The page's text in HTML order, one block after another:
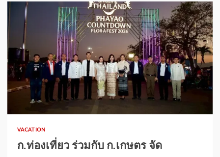
1 min read
VACATION
ก.ท่องเที่ยว ร่วมกับ ก.เกษตร จัด